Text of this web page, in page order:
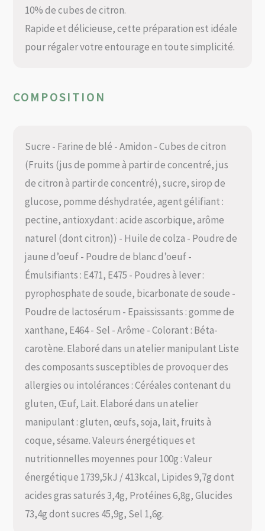
10% de cubes de citron.
Rapide et délicieuse, cette préparation est idéale
pour régaler votre entourage en toute simplicité.
COMPOSITION
Sucre - Farine de blé - Amidon - Cubes de citron
(Fruits (jus de pomme à partir de concentré, jus
de citron à partir de concentré), sucre, sirop de
glucose, pomme déshydratée, agent gélifiant :
pectine, antioxydant : acide ascorbique, arôme
naturel (dont citron)) - Huile de colza - Poudre de
jaune d’oeuf - Poudre de blanc d’oeuf -
Émulsifiants : E471, E475 - Poudres à lever :
pyrophosphate de soude, bicarbonate de soude -
Poudre de lactosérum - Epaississants : gomme de
xanthane, E464 - Sel - Arôme - Colorant : Béta-
carotène. Elaboré dans un atelier manipulant Liste
des composants susceptibles de provoquer des
allergies ou intolérances : Céréales contenant du
gluten, Œuf, Lait. Elaboré dans un atelier
manipulant : gluten, œufs, soja, lait, fruits à
coque, sésame. Valeurs énergétiques et
nutritionnelles moyennes pour 100g : Valeur
énergétique 1739,5kJ / 413kcal, Lipides 9,7g dont
acides gras saturés 3,4g, Protéines 6,8g, Glucides
73,4g dont sucres 45,9g, Sel 1,6g.